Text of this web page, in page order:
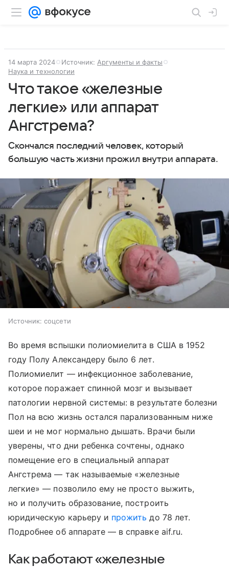
14 марта 2024 Источник: Аргументы и факты
Наука и технологии
Что такое «железные
легкие» или аппарат
Ангстрема?
Скончался последний человек, который
большую часть жизни прожил внутри аппарата.
Источник: соцсети
Во время вспышки полиомиелита в США в 1952
году Полу Александеру было 6 лет.
Полиомиелит — инфекционное заболевание,
которое поражает спинной мозг и вызывает
патологии нервной системы: в результате болезни
Пол на всю жизнь остался парализованным ниже
шеи и не мог нормально дышать. Врачи были
уверены, что дни ребенка сочтены, однако
помещение его в специальный аппарат
Ангстрема — так называемые «железные
легкие» — позволило ему не просто выжить,
но и получить образование, построить
юридическую карьеру и прожить до 78 лет.
Подробнее об аппарате — в справке aif.ru.
Как работают «железные